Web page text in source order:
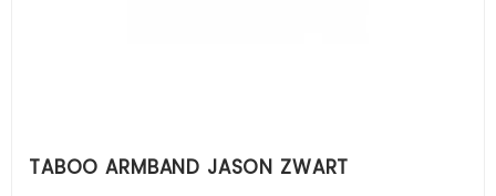
TABOO ARMBAND JASON ZWART